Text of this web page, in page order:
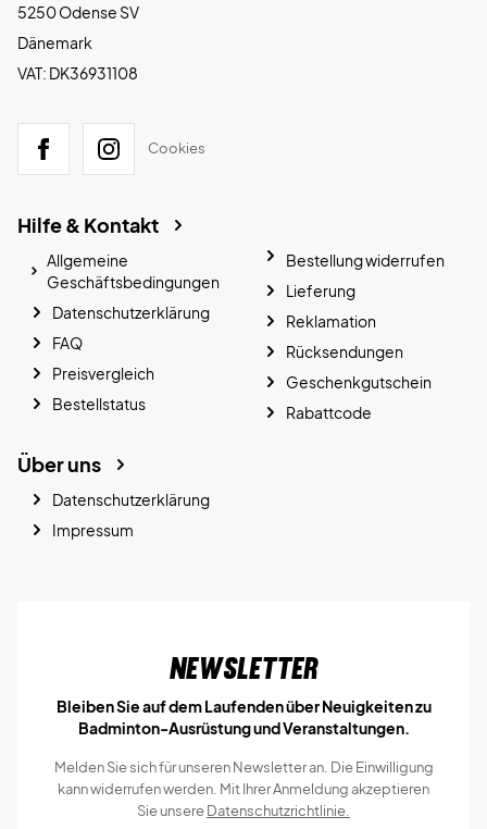
5250 Odense SV
Dänemark
VAT: DK36931108
Cookies
Hilfe & Kontakt
Allgemeine
Geschäftsbedingungen
Datenschutzerklärung
FAQ
Preisvergleich
Bestellstatus
Bestellung widerrufen
Lieferung
Reklamation
Rücksendungen
Geschenkgutschein
Rabattcode
Über uns
Datenschutzerklärung
Impressum
Newsletter
Bleiben Sie auf dem Laufenden über Neuigkeiten zu
Badminton-Ausrüstung und Veranstaltungen.
Melden Sie sich für unseren Newsletter an. Die Einwilligung
kann widerrufen werden. Mit Ihrer Anmeldung akzeptieren
Sie unsereDatenschutzrichtlinie.